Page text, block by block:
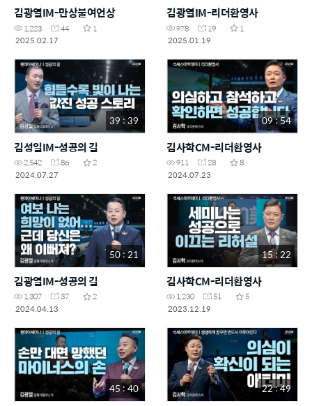
김광열IM-만상불여언상
1,223 44
1
2025.02.17
김광열IM-리더환영사
978 19
1
2025.01.19
39 : 39
김성일IM-성공의 길
2,542 86
2
2024.07.27
09 : 54
김사학CM-리더환영사
911 28
8
2024.07.23
50 : 21
김광열IM-성공의 길
1,307 37
2
2024.04.13
15 : 22
김사학CM-리더환영사
1,230 51
5
2023.12.19
45 : 40 22 : 49